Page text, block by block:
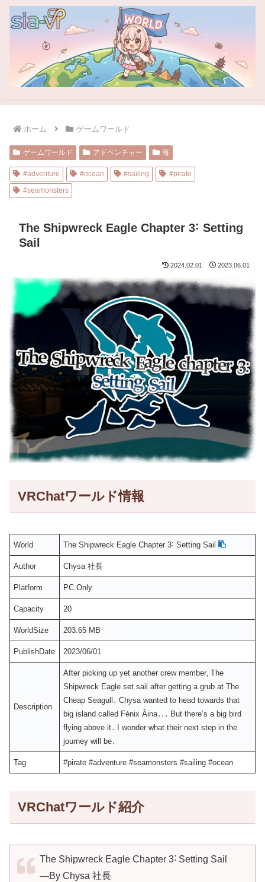
ホーム ゲームワールド
ゲームワールド アドベンチャー 海
#adventure #ocean #sailing
#pirate
#seamonsters
The Shipwreck Eagle Chapter 3˸ Setting
Sail
2024.02.01 2023.06.01
VRChatワールド情報
World The Shipwreck Eagle Chapter 3˸ Setting Sail
Author Chysa 社長
Platform PC Only
Capacity 20
WorldSize 203.65 MB
PublishDate 2023/06/01
Description
After picking up yet another crew member‚ The
Shipwreck Eagle set sail after getting a grub at The
Cheap Seagull․ Chysa wanted to head towards that
big island called Fénix Āina․․․ But there’s a big bird
flying above it․ I wonder what their next step in the
journey will be․
Tag #pirate #adventure #seamonsters #sailing #ocean
VRChatワールド紹介
The Shipwreck Eagle Chapter 3˸ Setting Sail
―By Chysa 社長